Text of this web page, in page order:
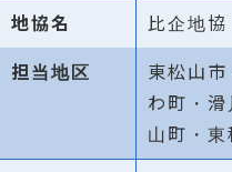
比企地協
東松山
わ町・
山町・東